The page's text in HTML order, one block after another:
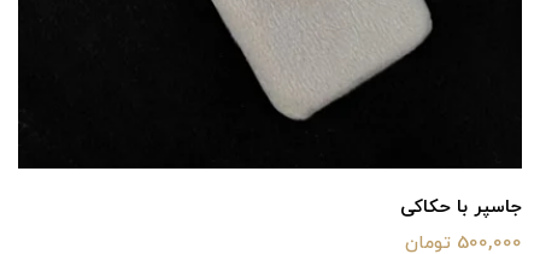
جاسپر با حکاکی
500,000 تومان